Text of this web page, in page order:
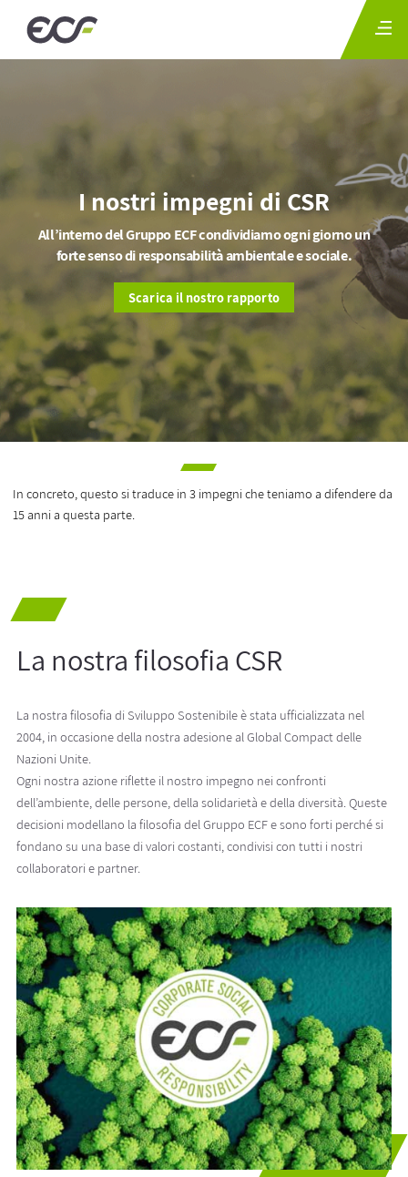
I nostri impegni di CSR
All’interno del Gruppo ECF condividiamo ogni giorno un
forte senso di responsabilità ambientale e sociale.
Scarica il nostro rapporto
In concreto, questo si traduce in 3 impegni che teniamo a difendere da
15 anni a questa parte.
La nostra filosofia CSR
La nostra filosofia di Sviluppo Sostenibile è stata ufficializzata nel
2004, in occasione della nostra adesione al Global Compact delle
Nazioni Unite.
Ogni nostra azione riflette il nostro impegno nei confronti
dell’ambiente, delle persone, della solidarietà e della diversità. Queste
decisioni modellano la filosofia del Gruppo ECF e sono forti perché si
fondano su una base di valori costanti, condivisi con tutti i nostri
collaboratori e partner.